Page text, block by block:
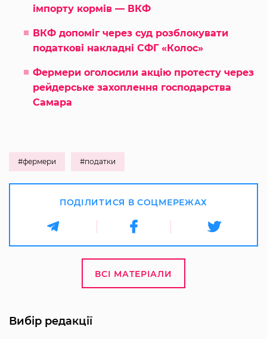
імпорту кормів — ВКФ
ВКФ допоміг через суд розблокувати
податкові накладні СФГ «Колос»
Фермери оголосили акцію протесту через
рейдерське захоплення господарства
Самара
#фермери #податки
ПОДІЛИТИСЯ В СОЦМЕРЕЖАХ
ВСІ МАТЕРІАЛИ
Вибір редакції